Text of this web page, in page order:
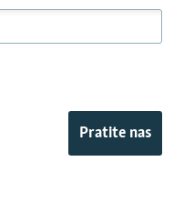
Pratite nas